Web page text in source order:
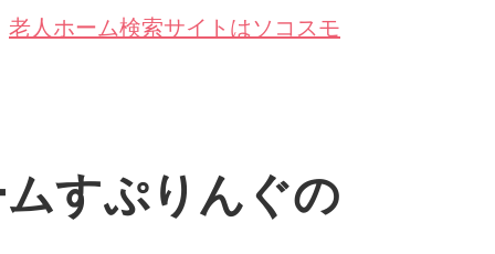
老人ホーム検索サイトはソコスモ
すぷりんぐの